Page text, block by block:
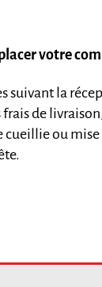
votre
suivant la
de
ou mise